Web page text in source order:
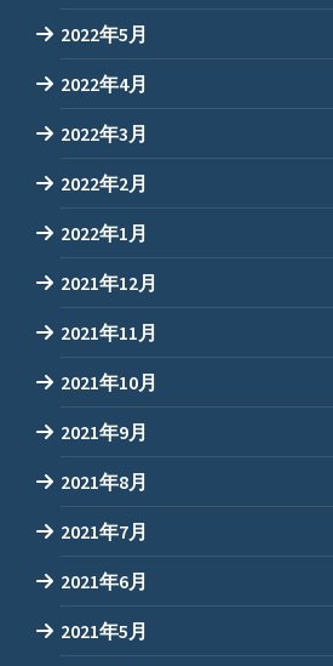
2022年5月
2022年4月
2022年3月
2022年2月
2022年1月
2021年12月
2021年11月
2021年10月
2021年9月
2021年8月
2021年7月
2021年6月
2021年5月